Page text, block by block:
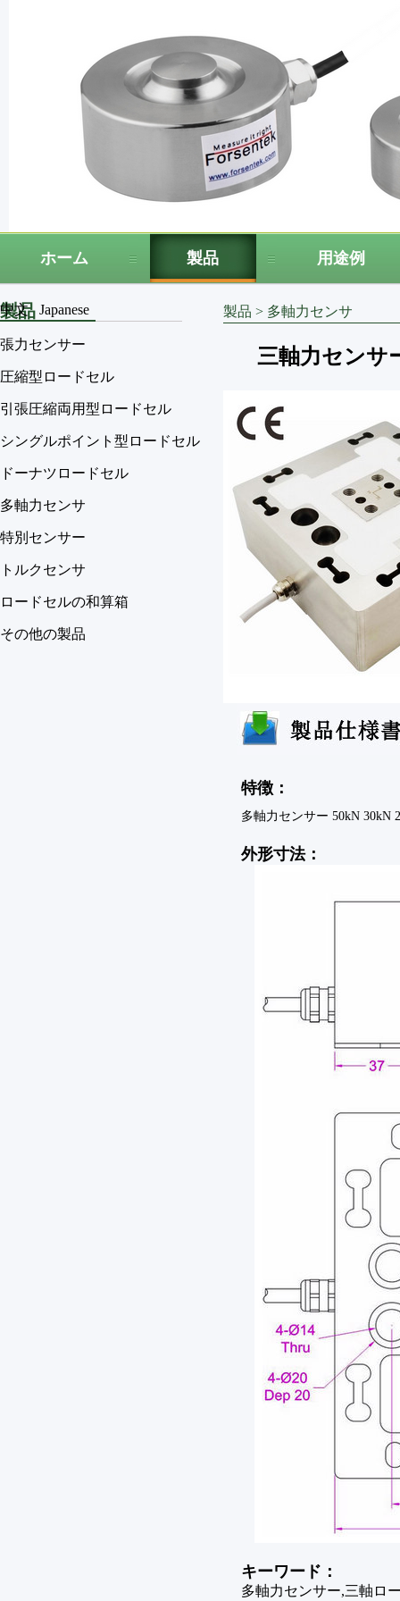
ホーム 製品 用途例
中文 Japanese
製品
張力センサー
圧縮型ロードセル
引張圧縮両用型ロードセル
シングルポイント型ロードセル
ドーナツロードセル
多軸力センサ
特別センサー
トルクセンサ
ロードセルの和算箱
その他の製品
製品 > 多軸力センサ
三軸力センサ
特徴：
多軸力センサー 50kN 30kN
外形寸法：
キーワード：
多軸力センサー,三軸ロ